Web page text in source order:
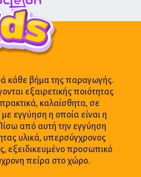
κάθε βήμα της παραγωγής.
εξαιρετικής ποιότητας
καλαίσθητα, σε
με εγγύηση η οποία είναι η
από αυτή την εγγύηση
υλικά, υπερσύγχρονος
εξειδικευμένο προσωπικό
πείρα στο χώρο.